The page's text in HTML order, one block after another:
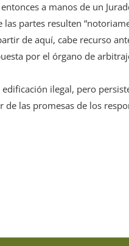
a manos de un
partes resulten
de aquí, cabe recurso
por el órgano de
ilegal, pero
las promesas de los